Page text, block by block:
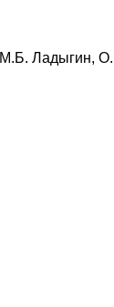
М.Б. Ладыгин,